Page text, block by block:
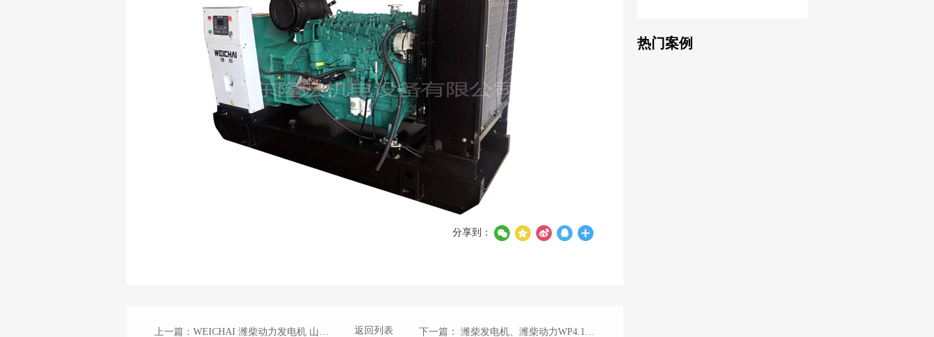
分享到：
上一篇 ：WEICHAI 潍柴动力发电机 山东潍柴 48KW潍柴发电机 60HZ 佛山发电机 下一篇 ： 潍柴发电机、潍柴动力WP4.1D66E200发动机技术参数
返回列表
热门案例